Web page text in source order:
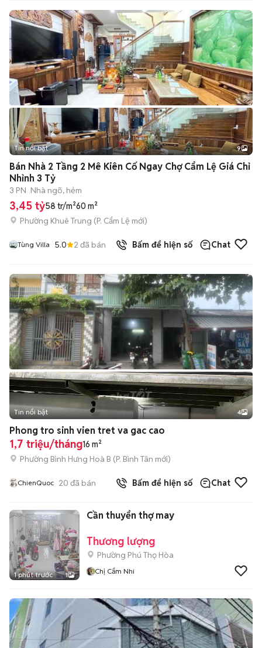
+2
Tin nổi bật 9
Bán Nhà 2 Tầng 2 Mê Kiên Cố Ngay Chợ Cẩm Lệ Giá Chỉ
Nhỉnh 3 Tỷ
3 PN Nhà ngõ, hẻm
3,45 tỷ58 tr/m²60 m²
Phường Khuê Trung (P. Cẩm Lệ mới)
Tùng Villa 5.0 2 đã bán Bấm để hiện số Chat
Tin nổi bật 4
Phong tro sinh vien tret va gac cao
1,7 triệu/tháng16 m²
Phường Bình Hưng Hoà B (P. Bình Tân mới)
ChienQuoc 20 đã bán Bấm để hiện số Chat
1 phút trước 1
Cần thuyển thợ may
Thương lượng
Phường Phú Thọ Hòa
Chị Cẩm Nhi